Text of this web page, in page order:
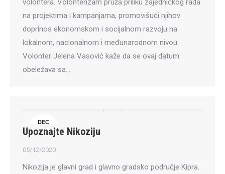
volontera. Volonterizam pruža priliku zajedničkog rada
na projektima i kampanjama, promovišući njihov
doprinos ekonomskom i socijalnom razvoju na
lokalnom, nacionalnom i međunarodnom nivou.
Volonter Jelena Vasović kaže da se ovaj datum
obeležava sa…
DEC
5
Upoznajte Nikoziju
05/12/2020
Nikozija je glavni grad i glavno gradsko područje Kipra.